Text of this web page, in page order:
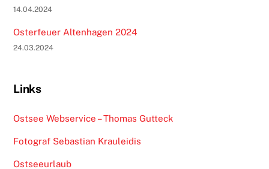
14.04.2024
Osterfeuer Altenhagen 2024
24.03.2024
Links
Ostsee Webservice – Thomas Gutteck
Fotograf Sebastian Krauleidis
Ostseeurlaub